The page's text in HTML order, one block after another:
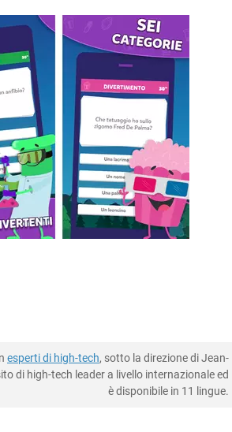
esperti di high-tech, sotto la direzione di Jean-
di high-tech leader a livello internazionale ed
è disponibile in 11 lingue.